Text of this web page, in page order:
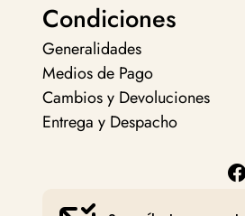
Condiciones
Generalidades
Medios de Pago
Cambios y Devoluciones
Entrega y Despacho